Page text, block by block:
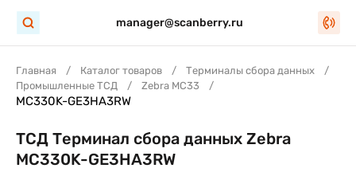
manager@scanberry.ru
Главная Каталог товаров
Терминалы сбора данных
Промышленные ТСД
Zebra MC33
MC330K-GE3HA3RW
ТСД Терминал сбора данных Zebra
MC330K-GE3HA3RW